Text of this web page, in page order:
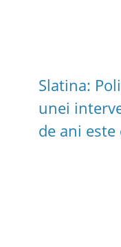
Slatina:
unei
de ani este